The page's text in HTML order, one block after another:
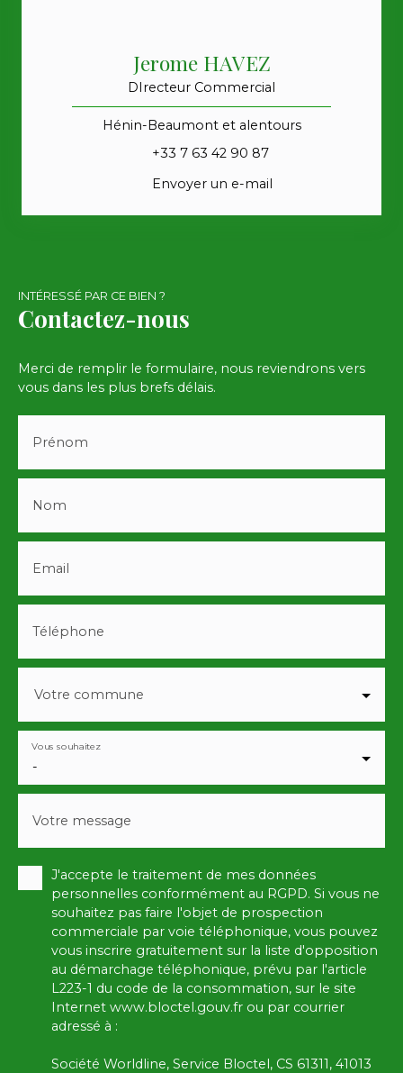
Jerome HAVEZ
DIrecteur Commercial
Hénin-Beaumont et alentours
+33 7 63 42 90 87
Envoyer un e-mail
INTÉRESSÉ PAR CE BIEN ?
Contactez-nous
Merci de remplir le formulaire, nous reviendrons vers
vous dans les plus brefs délais.
Prénom
Nom
Email
Téléphone
Votre commune
-
Vous souhaitez
Votre message
J'accepte le traitement de mes données
personnelles conformément au RGPD. Si vous ne
souhaitez pas faire l'objet de prospection
commerciale par voie téléphonique, vous pouvez
vous inscrire gratuitement sur la liste d'opposition
au démarchage téléphonique, prévu par l'article
L223-1 du code de la consommation, sur le site
Internet www.bloctel.gouv.fr ou par courrier
adressé à :
Société Worldline, Service Bloctel, CS 61311, 41013